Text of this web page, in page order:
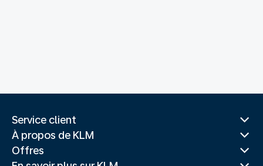
Service client
À propos de KLM
Offres